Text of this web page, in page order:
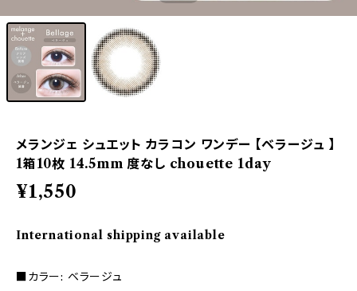
メランジェ シュエット カラコン ワンデー 【ベラージュ 】
1箱10枚 14.5mm 度なし chouette 1day
¥1,550
International shipping available
■カラー: ベラージュ